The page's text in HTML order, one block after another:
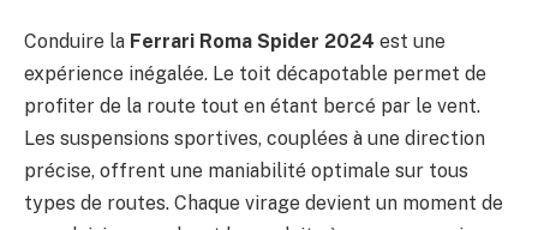
Conduire la Ferrari Roma Spider 2024 est une
expérience inégalée. Le toit décapotable permet de
profiter de la route tout en étant bercé par le vent.
Les suspensions sportives, couplées à une direction
précise, offrent une maniabilité optimale sur tous
types de routes. Chaque virage devient un moment de